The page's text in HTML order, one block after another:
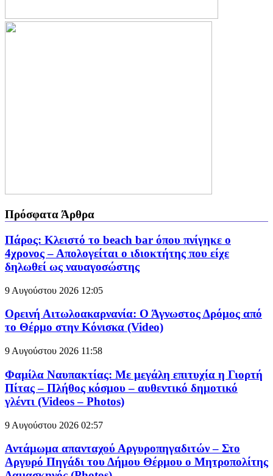
Πρόσφατα Άρθρα
Πάρος: Κλειστό το beach bar όπου πνίγηκε ο
4χρονος – Απολογείται ο ιδιοκτήτης που είχε
δηλωθεί ως ναυαγοσώστης
9 Αυγούστου 2026 12:05
Ορεινή Αιτωλοακαρνανία: Ο Άγνωστος Δρόμος από
το Θέρμο στην Κόνισκα (Video)
9 Αυγούστου 2026 11:58
Φαμίλα Ναυπακτίας: Με μεγάλη επιτυχία η Γιορτή
Πίτας – Πλήθος κόσμου – αυθεντικό δημοτικό
γλέντι (Videos – Photos)
9 Αυγούστου 2026 02:57
Αντάμωμα απανταχού Αργυροπηγαδιτών – Στο
Αργυρό Πηγάδι του Δήμου Θέρμου ο Μητροπολίτης